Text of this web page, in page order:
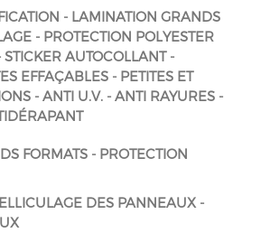
- LAMINATION GRANDS
- PROTECTION POLYESTER
AUTOCOLLANT -
EFFAÇABLES - PETITES ET
- ANTI U.V. - ANTI RAYURES -
FORMATS - PROTECTION
DES PANNEAUX -